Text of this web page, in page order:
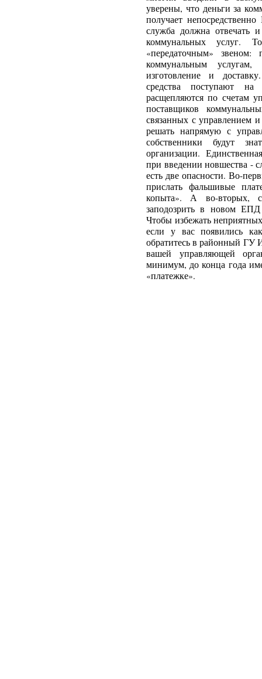
уверены, что деньги за
получает
служба должна отвечать
коммунальных услуг.
«передаточным»
коммунальным
изготовление и
средства поступают
расщепляются по счетам
поставщиков
связанных с управлением
решать напрямую с
собственники будут
организации.
при введении новшества -
есть две опасности. Во-
прислать фальшивые
копыта». А во-вторых,
заподозрить в новом ЕПД
Чтобы избежать
если у вас появились
обратитесь в районный ГУ
вашей управляющей
минимум, до конца года
«платежке».